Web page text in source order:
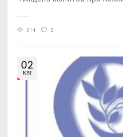
214 0
02
КВІ